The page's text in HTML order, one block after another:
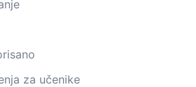
za učenike